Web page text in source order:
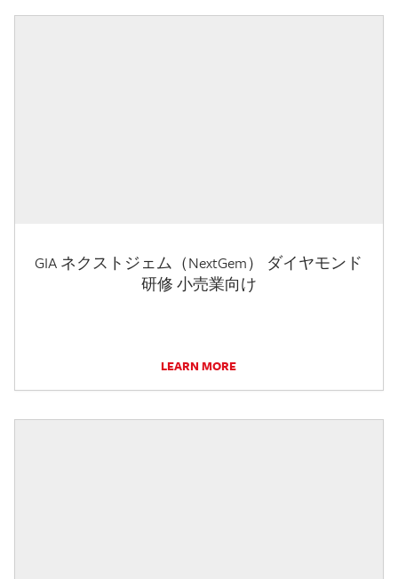
GIA ネクストジェム（NextGem） ダイヤモンド
研修 小売業向け
LEARN MORE